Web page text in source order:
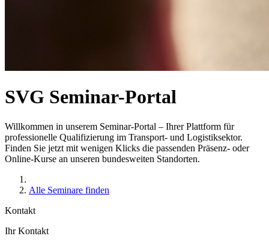
SVG Seminar-Portal
Willkommen in unserem Seminar-Portal – Ihrer Plattform für
professionelle Qualifizierung im Transport- und Logistiksektor.
Finden Sie jetzt mit wenigen Klicks die passenden Präsenz- oder
Online-Kurse an unseren bundesweiten Standorten.
Alle Seminare finden
Kontakt
Ihr Kontakt